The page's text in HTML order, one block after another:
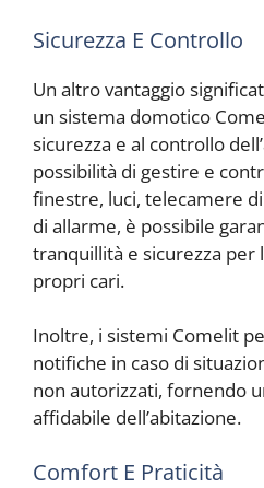
Sicurezza E Controllo
Un altro vantaggio
un sistema domotico
sicurezza e al controllo
possibilità di gestire e
finestre, luci, telecamere
di allarme, è possibile
tranquillità e sicurezza per
propri cari.
Inoltre, i sistemi Comelit
notifiche in caso di
non autorizzati, fornendo
affidabile dell’abitazione.
Comfort E Praticità